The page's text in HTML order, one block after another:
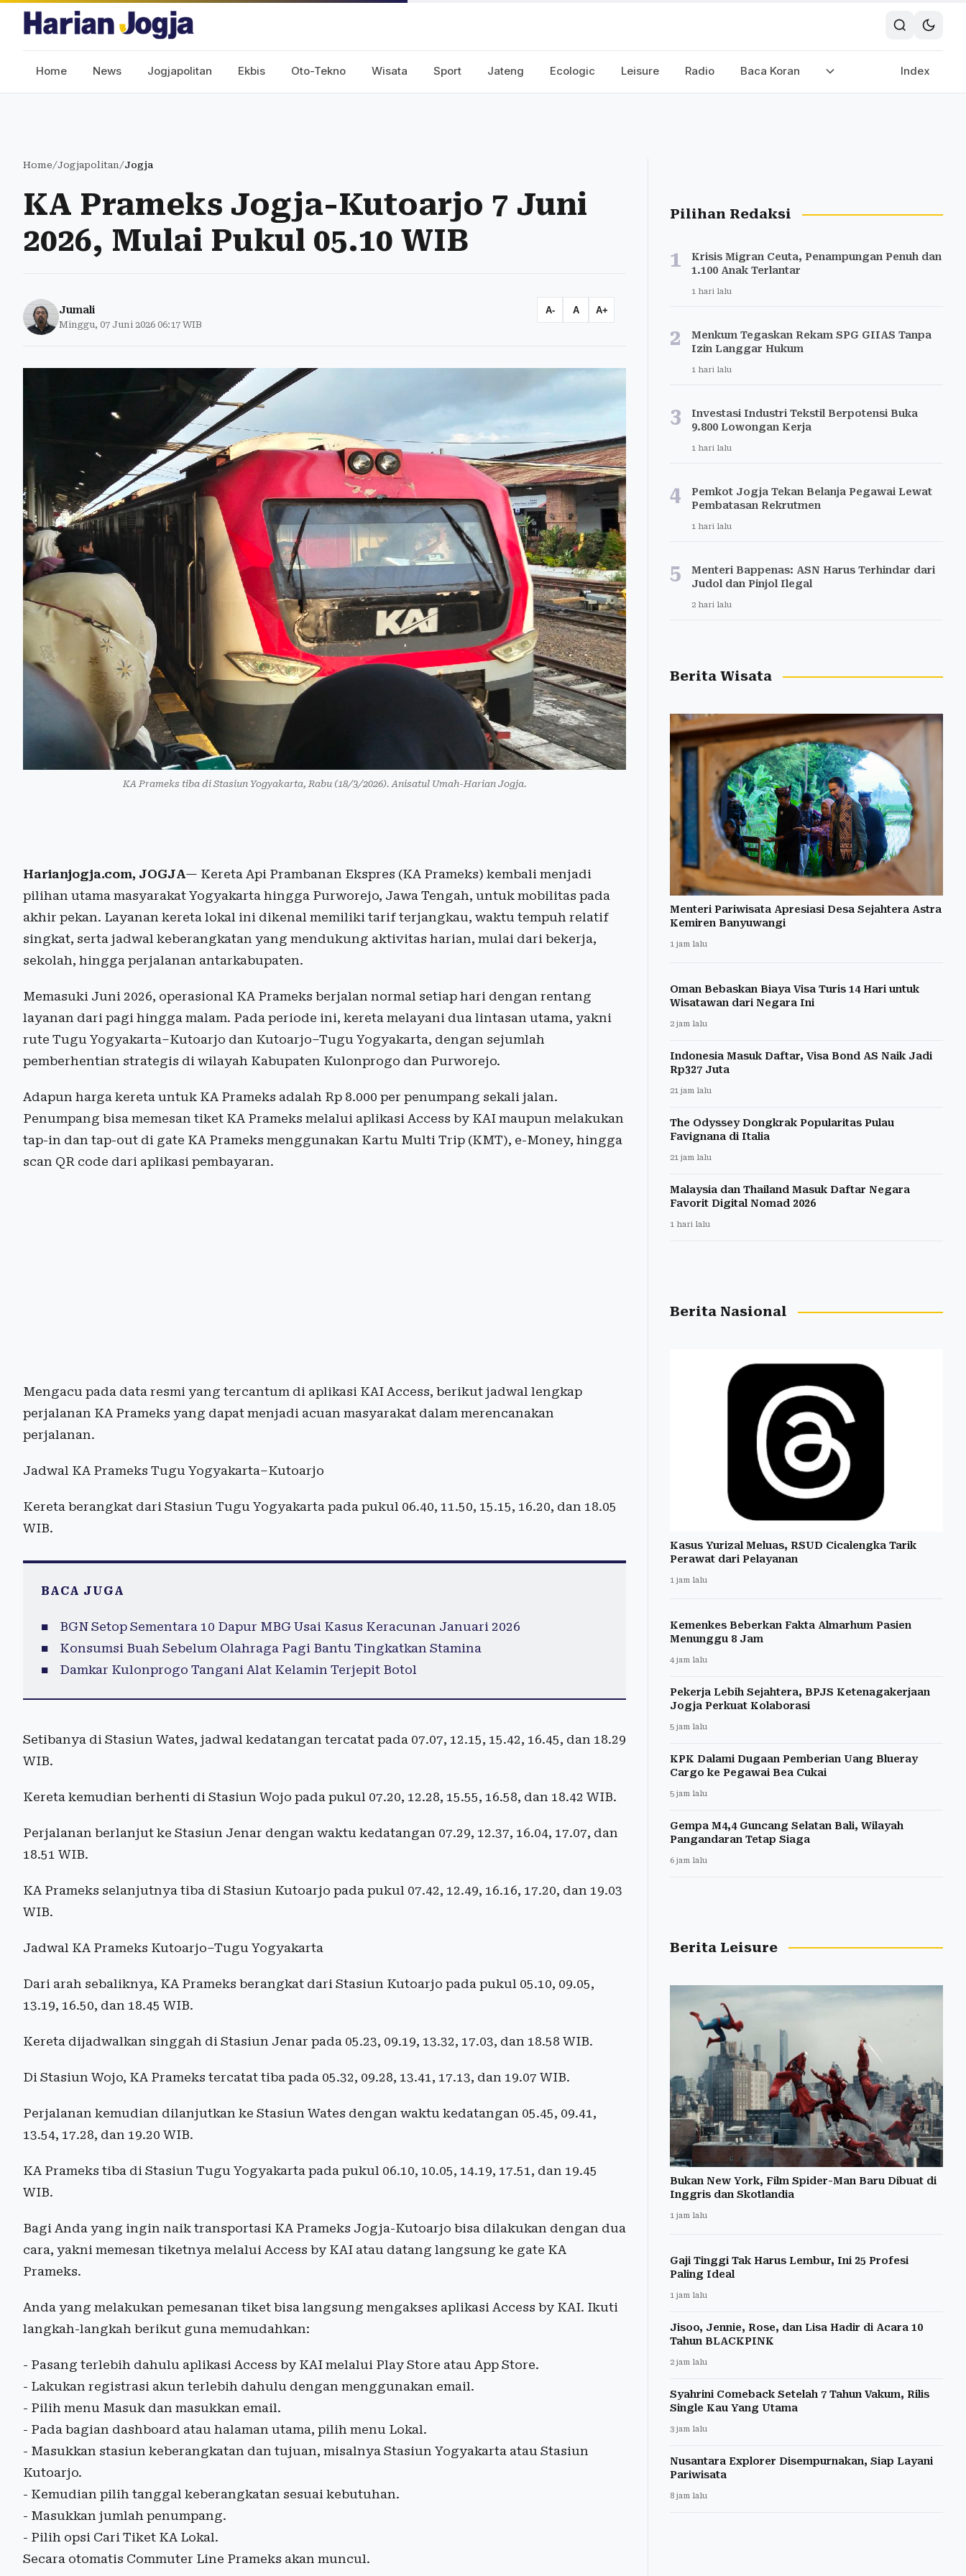
Home News Jogjapolitan Ekbis Oto-Tekno Wisata Sport Jateng Ecologic Leisure Radio Baca Koran Index
Home/Jogjapolitan/Jogja
KA Prameks Jogja-Kutoarjo 7 Juni
2026, Mulai Pukul 05.10 WIB
Jumali
Minggu, 07 Juni 2026 06:17 WIB
A- A A+
KA Prameks tiba di Stasiun Yogyakarta, Rabu (18/3/2026). Anisatul Umah-Harian Jogja.
Harianjogja.com, JOGJA— Kereta Api Prambanan Ekspres (KA Prameks) kembali menjadi
pilihan utama masyarakat Yogyakarta hingga Purworejo, Jawa Tengah, untuk mobilitas pada
akhir pekan. Layanan kereta lokal ini dikenal memiliki tarif terjangkau, waktu tempuh relatif
singkat, serta jadwal keberangkatan yang mendukung aktivitas harian, mulai dari bekerja,
sekolah, hingga perjalanan antarkabupaten.
Memasuki Juni 2026, operasional KA Prameks berjalan normal setiap hari dengan rentang
layanan dari pagi hingga malam. Pada periode ini, kereta melayani dua lintasan utama, yakni
rute Tugu Yogyakarta–Kutoarjo dan Kutoarjo–Tugu Yogyakarta, dengan sejumlah
pemberhentian strategis di wilayah Kabupaten Kulonprogo dan Purworejo.
Adapun harga kereta untuk KA Prameks adalah Rp 8.000 per penumpang sekali jalan.
Penumpang bisa memesan tiket KA Prameks melalui aplikasi Access by KAI maupun melakukan
tap-in dan tap-out di gate KA Prameks menggunakan Kartu Multi Trip (KMT), e-Money, hingga
scan QR code dari aplikasi pembayaran.
Mengacu pada data resmi yang tercantum di aplikasi KAI Access, berikut jadwal lengkap
perjalanan KA Prameks yang dapat menjadi acuan masyarakat dalam merencanakan
perjalanan.
Jadwal KA Prameks Tugu Yogyakarta–Kutoarjo
Kereta berangkat dari Stasiun Tugu Yogyakarta pada pukul 06.40, 11.50, 15.15, 16.20, dan 18.05
WIB.
BACA JUGA
BGN Setop Sementara 10 Dapur MBG Usai Kasus Keracunan Januari 2026
Konsumsi Buah Sebelum Olahraga Pagi Bantu Tingkatkan Stamina
Damkar Kulonprogo Tangani Alat Kelamin Terjepit Botol
Setibanya di Stasiun Wates, jadwal kedatangan tercatat pada 07.07, 12.15, 15.42, 16.45, dan 18.29
WIB.
Kereta kemudian berhenti di Stasiun Wojo pada pukul 07.20, 12.28, 15.55, 16.58, dan 18.42 WIB.
Perjalanan berlanjut ke Stasiun Jenar dengan waktu kedatangan 07.29, 12.37, 16.04, 17.07, dan
18.51 WIB.
KA Prameks selanjutnya tiba di Stasiun Kutoarjo pada pukul 07.42, 12.49, 16.16, 17.20, dan 19.03
WIB.
Jadwal KA Prameks Kutoarjo–Tugu Yogyakarta
Dari arah sebaliknya, KA Prameks berangkat dari Stasiun Kutoarjo pada pukul 05.10, 09.05,
13.19, 16.50, dan 18.45 WIB.
Kereta dijadwalkan singgah di Stasiun Jenar pada 05.23, 09.19, 13.32, 17.03, dan 18.58 WIB.
Di Stasiun Wojo, KA Prameks tercatat tiba pada 05.32, 09.28, 13.41, 17.13, dan 19.07 WIB.
Perjalanan kemudian dilanjutkan ke Stasiun Wates dengan waktu kedatangan 05.45, 09.41,
13.54, 17.28, dan 19.20 WIB.
KA Prameks tiba di Stasiun Tugu Yogyakarta pada pukul 06.10, 10.05, 14.19, 17.51, dan 19.45
WIB.
Bagi Anda yang ingin naik transportasi KA Prameks Jogja-Kutoarjo bisa dilakukan dengan dua
cara, yakni memesan tiketnya melalui Access by KAI atau datang langsung ke gate KA
Prameks.
Anda yang melakukan pemesanan tiket bisa langsung mengakses aplikasi Access by KAI. Ikuti
langkah-langkah berikut guna memudahkan:
- Pasang terlebih dahulu aplikasi Access by KAI melalui Play Store atau App Store.
- Lakukan registrasi akun terlebih dahulu dengan menggunakan email.
- Pilih menu Masuk dan masukkan email.
- Pada bagian dashboard atau halaman utama, pilih menu Lokal.
- Masukkan stasiun keberangkatan dan tujuan, misalnya Stasiun Yogyakarta atau Stasiun
Kutoarjo.
- Kemudian pilih tanggal keberangkatan sesuai kebutuhan.
- Masukkan jumlah penumpang.
- Pilih opsi Cari Tiket KA Lokal.
Secara otomatis Commuter Line Prameks akan muncul.
Pilihan Redaksi
1
Krisis Migran Ceuta, Penampungan Penuh dan
1.100 Anak Terlantar
1 hari lalu
2
Menkum Tegaskan Rekam SPG GIIAS Tanpa
Izin Langgar Hukum
1 hari lalu
3
Investasi Industri Tekstil Berpotensi Buka
9.800 Lowongan Kerja
1 hari lalu
4
Pemkot Jogja Tekan Belanja Pegawai Lewat
Pembatasan Rekrutmen
1 hari lalu
5
Menteri Bappenas: ASN Harus Terhindar dari
Judol dan Pinjol Ilegal
2 hari lalu
Berita Wisata
Menteri Pariwisata Apresiasi Desa Sejahtera Astra
Kemiren Banyuwangi
1 jam lalu
Oman Bebaskan Biaya Visa Turis 14 Hari untuk
Wisatawan dari Negara Ini
2 jam lalu
Indonesia Masuk Daftar, Visa Bond AS Naik Jadi
Rp327 Juta
21 jam lalu
The Odyssey Dongkrak Popularitas Pulau
Favignana di Italia
21 jam lalu
Malaysia dan Thailand Masuk Daftar Negara
Favorit Digital Nomad 2026
1 hari lalu
Berita Nasional
Kasus Yurizal Meluas, RSUD Cicalengka Tarik
Perawat dari Pelayanan
1 jam lalu
Kemenkes Beberkan Fakta Almarhum Pasien
Menunggu 8 Jam
4 jam lalu
Pekerja Lebih Sejahtera, BPJS Ketenagakerjaan
Jogja Perkuat Kolaborasi
5 jam lalu
KPK Dalami Dugaan Pemberian Uang Blueray
Cargo ke Pegawai Bea Cukai
5 jam lalu
Gempa M4,4 Guncang Selatan Bali, Wilayah
Pangandaran Tetap Siaga
6 jam lalu
Berita Leisure
Bukan New York, Film Spider-Man Baru Dibuat di
Inggris dan Skotlandia
1 jam lalu
Gaji Tinggi Tak Harus Lembur, Ini 25 Profesi
Paling Ideal
1 jam lalu
Jisoo, Jennie, Rose, dan Lisa Hadir di Acara 10
Tahun BLACKPINK
2 jam lalu
Syahrini Comeback Setelah 7 Tahun Vakum, Rilis
Single Kau Yang Utama
3 jam lalu
Nusantara Explorer Disempurnakan, Siap Layani
Pariwisata
8 jam lalu